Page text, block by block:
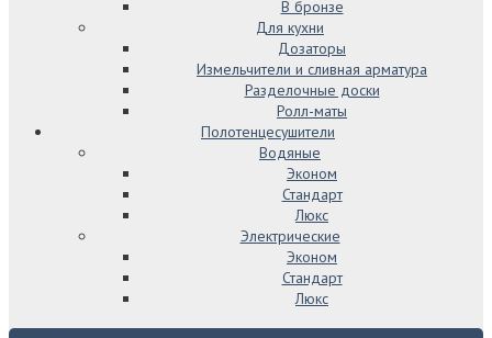
В бронзе
Для кухни
Дозаторы
Измельчители и сливная арматура
Разделочные доски
Ролл-маты
Полотенцесушители
Водяные
Эконом
Стандарт
Люкс
Электрические
Эконом
Стандарт
Люкс